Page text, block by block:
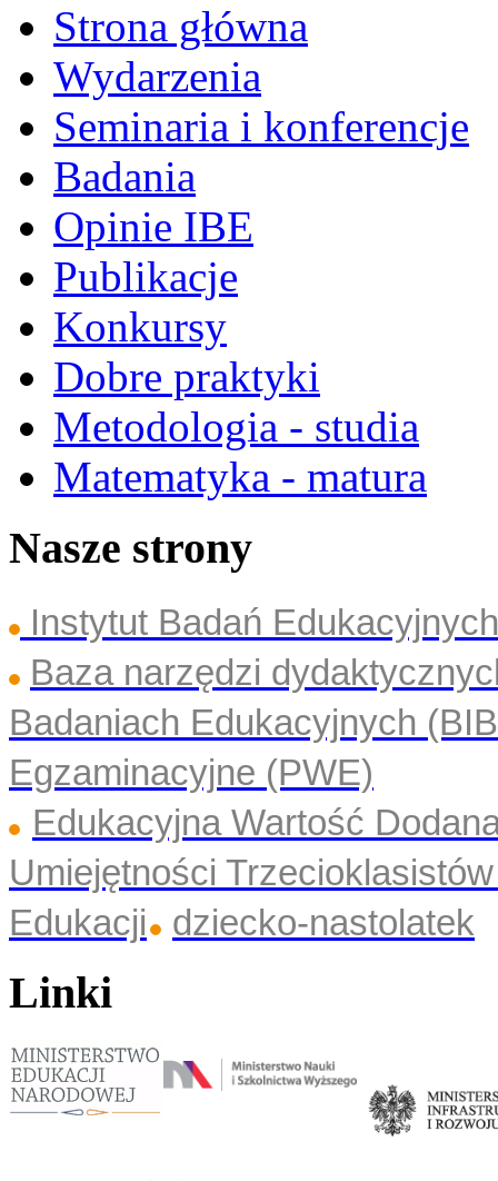
Strona główna
Wydarzenia
Seminaria i konferencje
Badania
Opinie IBE
Publikacje
Konkursy
Dobre praktyki
Metodologia - studia
Matematyka - matura
Nasze strony
Instytut Badań
Baza narzędzi
Badaniach Edukacyjnych
Egzaminacyjne (PWE)
Edukacyjna Wartość
Umiejętności
Edukacji
dziecko-nastolatek
Linki